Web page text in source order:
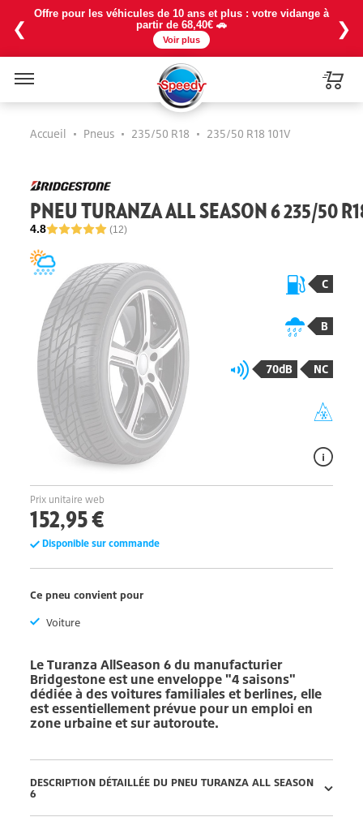
❮
Offre pour les véhicules de 10 ans et plus : votre vidange à
partir de 68,40€ 🚗
Voir plus
❯
Accueil • Pneus • 235/50 R18 • 235/50 R18 101V
PNEU TURANZA ALL SEASON 6 235/50
4.8 (12)
C
B
70dB NC
Prix unitaire web
152,95 €
Disponible sur commande
Ce pneu convient pour
Voiture
LeTuranza AllSeason 6 du manufacturier
Bridgestone est une enveloppe "4 saisons"
dédiée à des voitures familiales et berlines, elle
est essentiellement prévue pour un emploi en
zone urbaine et sur autoroute.
DESCRIPTION DÉTAILLÉE DU PNEU TURANZA ALL SEASON
6